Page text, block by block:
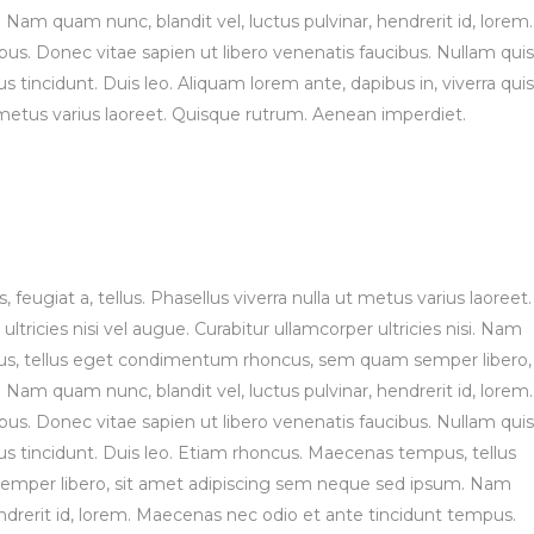
quam nunc, blandit vel, luctus pulvinar, hendrerit id, lorem.
Donec vitae sapien ut libero venenatis faucibus. Nullam quis
tincidunt. Duis leo. Aliquam lorem ante, dapibus in, viverra
varius laoreet. Quisque rutrum. Aenean imperdiet.
feugiat a, tellus. Phasellus viverra nulla ut metus varius laoreet.
nisi vel augue. Curabitur ullamcorper ultricies nisi. Nam
tellus eget condimentum rhoncus, sem quam semper libero,
quam nunc, blandit vel, luctus pulvinar, hendrerit id, lorem.
Donec vitae sapien ut libero venenatis faucibus. Nullam quis
tincidunt. Duis leo. Etiam rhoncus. Maecenas tempus, tellus
libero, sit amet adipiscing sem neque sed ipsum. Nam
id, lorem. Maecenas nec odio et ante tincidunt tempus.